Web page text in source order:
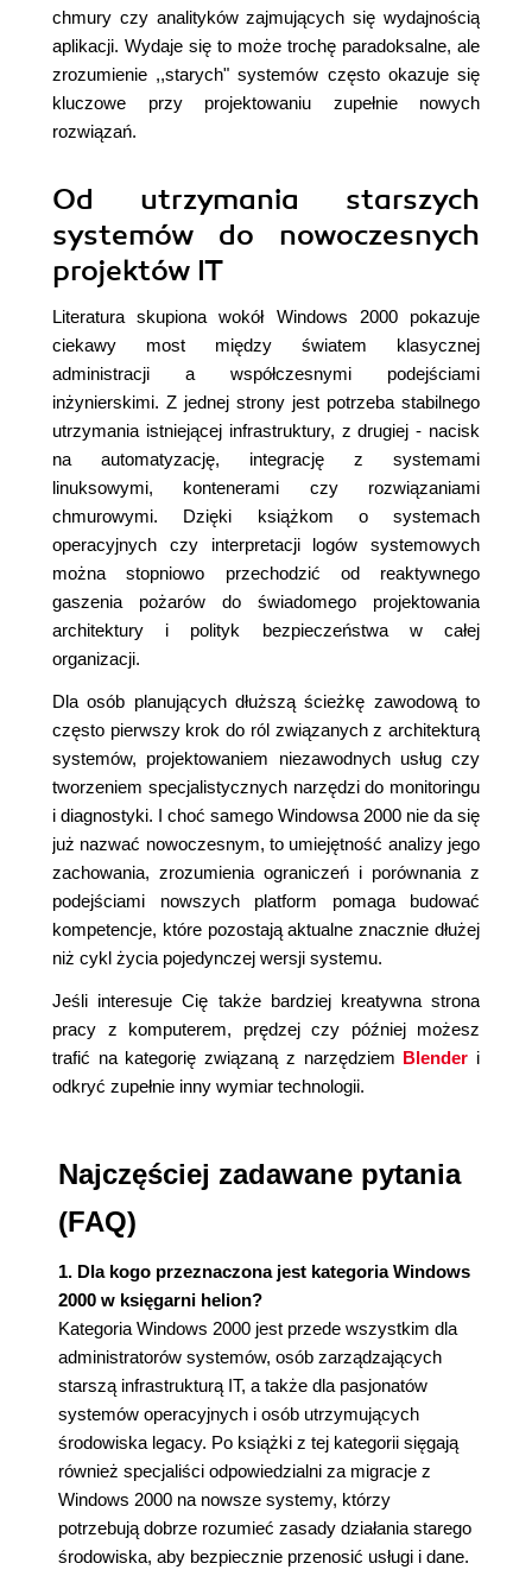
chmury czy analityków zajmujących się wydajnością
aplikacji. Wydaje się to może trochę paradoksalne, ale
zrozumienie ,,starych" systemów często okazuje się
kluczowe przy projektowaniu zupełnie nowych
rozwiązań.
Od utrzymania starszych
systemów do nowoczesnych
projektów IT
Literatura skupiona wokół Windows 2000 pokazuje
ciekawy most między światem klasycznej
administracji a współczesnymi podejściami
inżynierskimi. Z jednej strony jest potrzeba stabilnego
utrzymania istniejącej infrastruktury, z drugiej - nacisk
na automatyzację, integrację z systemami
linuksowymi, kontenerami czy rozwiązaniami
chmurowymi. Dzięki książkom o systemach
operacyjnych czy interpretacji logów systemowych
można stopniowo przechodzić od reaktywnego
gaszenia pożarów do świadomego projektowania
architektury i polityk bezpieczeństwa w całej
organizacji.
Dla osób planujących dłuższą ścieżkę zawodową to
często pierwszy krok do ról związanych z architekturą
systemów, projektowaniem niezawodnych usług czy
tworzeniem specjalistycznych narzędzi do monitoringu
i diagnostyki. I choć samego Windowsa 2000 nie da się
już nazwać nowoczesnym, to umiejętność analizy jego
zachowania, zrozumienia ograniczeń i porównania z
podejściami nowszych platform pomaga budować
kompetencje, które pozostają aktualne znacznie dłużej
niż cykl życia pojedynczej wersji systemu.
Jeśli interesuje Cię także bardziej kreatywna strona
pracy z komputerem, prędzej czy później możesz
trafić na kategorię związaną z narzędziem Blender i
odkryć zupełnie inny wymiar technologii.
Najczęściej zadawane pytania
(FAQ)
1. Dla kogo przeznaczona jest kategoria Windows
2000 w księgarni helion?
Kategoria Windows 2000 jest przede wszystkim dla
administratorów systemów, osób zarządzających
starszą infrastrukturą IT, a także dla pasjonatów
systemów operacyjnych i osób utrzymujących
środowiska legacy. Po książki z tej kategorii sięgają
również specjaliści odpowiedzialni za migracje z
Windows 2000 na nowsze systemy, którzy
potrzebują dobrze rozumieć zasady działania starego
środowiska, aby bezpiecznie przenosić usługi i dane.